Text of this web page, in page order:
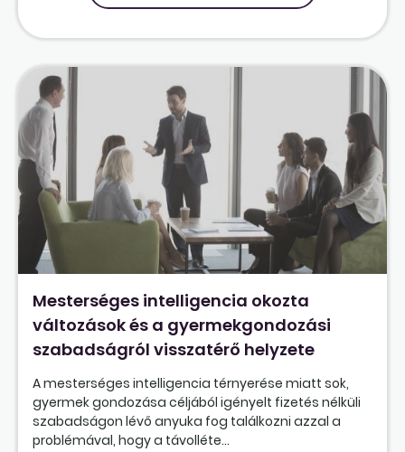
Mesterséges intelligencia okozta
változások és a gyermekgondozási
szabadságról visszatérő helyzete
A mesterséges intelligencia térnyerése miatt sok,
gyermek gondozása céljából igényelt fizetés nélküli
szabadságon lévő anyuka fog találkozni azzal a
problémával, hogy a távolléte...